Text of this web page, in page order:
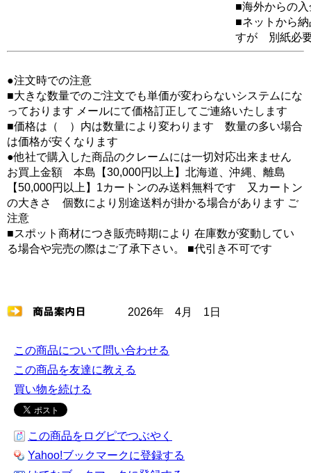
■海外からの
■ネットから
すが 別紙必
●注文時での注意
■大きな数量でのご注文でも単価が変わらないシステムにな
っております メールにて価格訂正してご連絡いたします
■価格は（ ）内は数量により変わります 数量の多い場合
は価格が安くなります
●他社で購入した商品のクレームには一切対応出来ません
お買上金額 本島【30,000円以上】北海道、沖縄、離島
【50,000円以上】1カートンのみ送料無料です 又カートン
の大きさ 個数により別途送料が掛かる場合があります ご
注意
■スポット商材につき販売時期により 在庫数が変動してい
る場合や完売の際はご了承下さい。 ■代引き不可です
2026年 4月 1日
この商品について問い合わせる
この商品を友達に教える
買い物を続ける
この商品をログピでつぶやく
Yahoo!ブックマークに登録する